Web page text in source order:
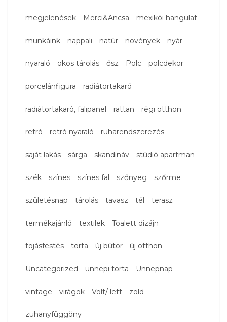
megjelenések Merci&Ancsa mexikói hangulat
munkáink nappali natúr növények nyár
nyaraló okos tárolás ősz Polc polcdekor
porcelánfigura radiátortakaró
radiátortakaró, falipanel rattan régi otthon
retró retró nyaraló ruharendszerezés
saját lakás sárga skandináv stúdió apartman
szék színes színes fal szőnyeg szőrme
születésnap tárolás tavasz tél terasz
termékajánló textilek Toalett dizájn
tojásfestés torta új bútor új otthon
Uncategorized ünnepi torta Ünnepnap
vintage virágok Volt/ lett zöld
zuhanyfüggöny